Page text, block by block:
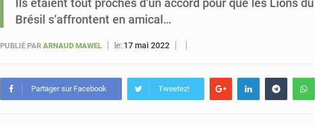
Ils étaient tout proches d’un accord pour que les Lions
Brésil s’affrontent en amical…
PUBLIÉ PAR ARNAUD MAWEL le: 17 mai 2022
Partager sur Facebook Tweetez!